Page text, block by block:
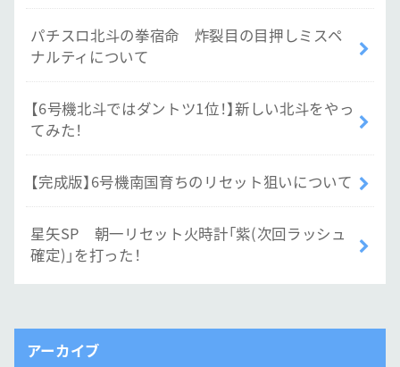
パチスロ北斗の拳宿命 炸裂目の目押しミスペ
ナルティについて
【6号機北斗ではダントツ1位！】新しい北斗をやっ
てみた！
【完成版】6号機南国育ちのリセット狙いについて
星矢SP 朝一リセット火時計「紫(次回ラッシュ
確定)」を打った！
アーカイブ